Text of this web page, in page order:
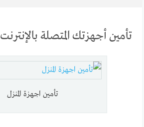
تأمين أجهزتك المتصلة بالإنترنت
تأمين اجهزة المنزل